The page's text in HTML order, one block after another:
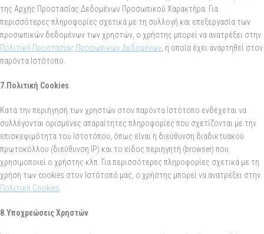
της Αρχής Προστασίας Δεδομένων Προσωπικού Χαρακτήρα. Για
περισσότερες πληροφορίες σχετικά με τη συλλογή και επεξεργασία των
προσωπικών δεδομένων των χρηστών, ο χρήστης μπορεί να ανατρέξει στην
Πολιτική Προστασίας Προσωπικών Δεδομένων , η οποία έχει αναρτηθεί στον
παρόντα Ιστότοπο.
7.Πολιτική Cookies
Κατά την περιήγησή των χρηστών στον παρόντα Ιστότοπο ενδέχεται να
συλλέγονται ορισμένες απαραίτητες πληροφορίες που σχετίζονται με την
επισκεψιμότητα του Ιστοτόπου, όπως είναι η διεύθυνση διαδικτυακού
πρωτοκόλλου (διεύθυνση IP) και το είδος περιηγητή (browser) που
χρησιμοποιεί ο χρήστης κλπ. Για περισσότερες πληροφορίες σχετικά με τη
χρήση των cookies στον Ιστότοπό μας, ο χρήστης μπορεί να ανατρέξει στην
Πολιτική Cookies
8.Υποχρεώσεις Χρηστών